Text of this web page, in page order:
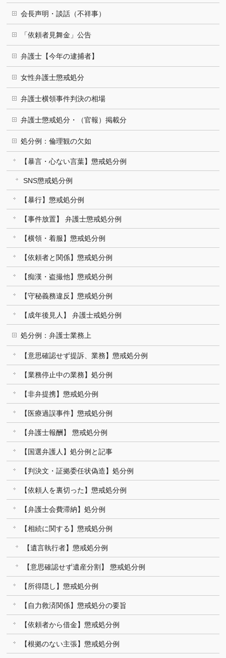
会長声明・談話（不祥事）
「依頼者見舞金」公告
弁護士【今年の逮捕者】
女性弁護士懲戒処分
弁護士横領事件判決の相場
弁護士懲戒処分・（官報）掲載分
処分例：倫理観の欠如
【暴言・心ない言葉】懲戒処分例
SNS懲戒処分例
【暴行】懲戒処分例
【事件放置】 弁護士懲戒処分例
【横領・着服】懲戒処分例
【依頼者と関係】懲戒処分例
【痴漢・盗撮他】懲戒処分例
【守秘義務違反】懲戒処分例
【成年後見人】 弁護士戒処分例
処分例：弁護士業務上
【意思確認せず提訴、業務】懲戒処分例
【業務停止中の業務】処分例
【非弁提携】懲戒処分例
【医療過誤事件】懲戒処分例
【弁護士報酬】 懲戒処分例
【国選弁護人】処分例と記事
【判決文・証拠委任状偽造】処分例
【依頼人を裏切った】懲戒処分例
【弁護士会費滞納】処分例
【相続に関する】懲戒処分例
【遺言執行者】懲戒処分例
【意思確認せず遺産分割】 懲戒処分例
【所得隠し】懲戒処分例
【自力救済関係】懲戒処分の要旨
【依頼者から借金】懲戒処分例
【根拠のない主張】懲戒処分例